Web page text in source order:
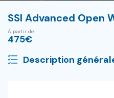
SSI Advanced Open
À partir de
475€
Description